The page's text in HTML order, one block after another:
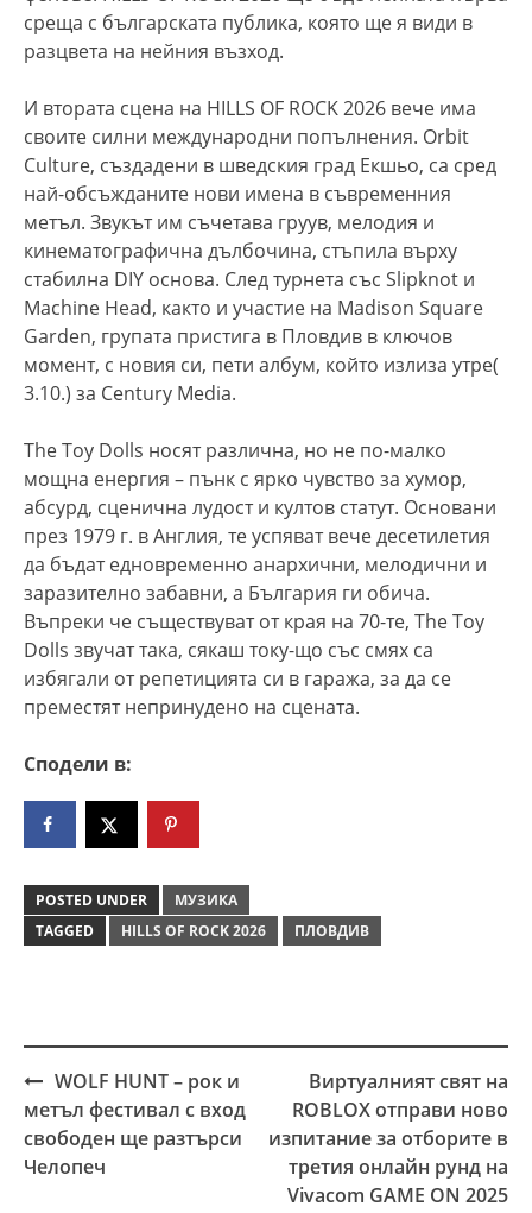
среща с българската публика, която ще я види в
разцвета на нейния възход.
И втората сцена на HILLS OF ROCK 2026 вече има
своите силни международни попълнения. Orbit
Culture, създадени в шведския град Екшьо, са сред
най-обсъжданите нови имена в съвременния
метъл. Звукът им съчетава груув, мелодия и
кинематографична дълбочина, стъпила върху
стабилна DIY основа. След турнета със Slipknot и
Machine Head, както и участие на Madison Square
Garden, групата пристига в Пловдив в ключов
момент, с новия си, пети албум, който излиза утре(
3.10.) за Century Media.
The Toy Dolls носят различна, но не по-малко
мощна енергия – пънк с ярко чувство за хумор,
абсурд, сценична лудост и култов статут. Основани
през 1979 г. в Англия, те успяват вече десетилетия
да бъдат едновременно анархични, мелодични и
заразително забавни, а България ги обича.
Въпреки че съществуват от края на 70-те, The Toy
Dolls звучат така, сякаш току-що със смях са
избягали от репетицията си в гаража, за да се
преместят непринудено на сцената.
Сподели в:
POSTED UNDER
МУЗИКА
TAGGED
HILLS OF ROCK 2026 ПЛОВДИВ
Post
navigation
WOLF HUNT – рок и
метъл фестивал с вход
свободен ще разтърси
Челопеч
Виртуалният свят на
ROBLOX отправи ново
изпитание за отборите в
третия онлайн рунд на
Vivacom GAME ON 2025